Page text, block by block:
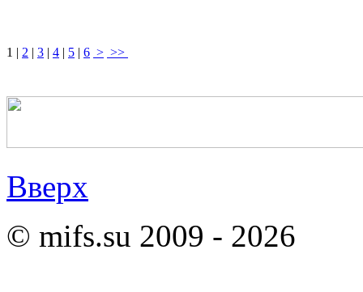
1 | 2 | 3 | 4 | 5 | 6 > >>
Вверх
© mifs.su 2009 - 2026